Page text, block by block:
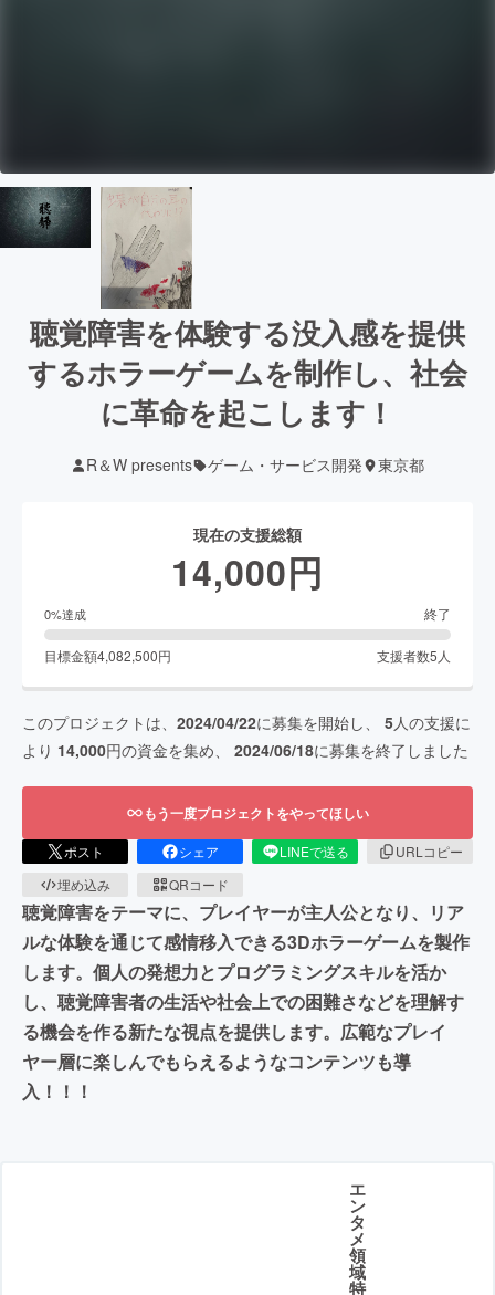
聴覚障害を体験する没入感を提供
するホラーゲームを制作し、社会
に革命を起こします！
R＆W presents ゲーム・サービス開発 東京都
現在の支援総額
14,000円
0%達成 終了
目標金額4,082,500円 支援者数5 人
このプロジェクトは、 2024/04/22に募集を開始し、 5人の支援に
より 14,000円の資金を集め、 2024/06/18に募集を終了しました
もう一度プロジェクトをやってほしい
ポスト シェア LINEで送る
URLコピー
埋め込み
QRコード
聴覚障害をテーマに、プレイヤーが主人公となり、リア
ルな体験を通じて感情移入できる3Dホラーゲームを製作
します。個人の発想力とプログラミングスキルを活か
し、聴覚障害者の生活や社会上での困難さなどを理解す
る機会を作る新たな視点を提供します。広範なプレイ
ヤー層に楽しんでもらえるようなコンテンツも導
入！！！
エ
ン
タ
メ
領
域
特